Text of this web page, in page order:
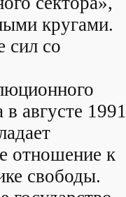
кругами.
сил со
в августе 1991
отношение к
свободы.